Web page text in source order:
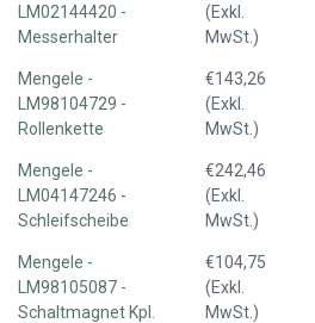
LM02144420 -
Messerhalter
(Exkl.
MwSt.)
Mengele -
LM98104729 -
Rollenkette
€143,26
(Exkl.
MwSt.)
Mengele -
LM04147246 -
Schleifscheibe
€242,46
(Exkl.
MwSt.)
Mengele -
LM98105087 -
Schaltmagnet Kpl.
€104,75
(Exkl.
MwSt.)